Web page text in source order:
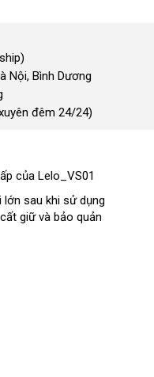
Nội, Bình Dương
đêm 24/24)
giảm
của Lelo_VS01
sau khi sử dụng
giữmua
và bảo quản